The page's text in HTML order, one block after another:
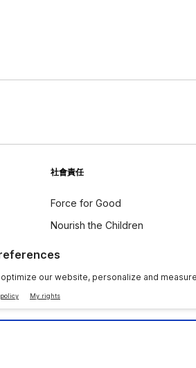
社會責任
Force for Good
Nourish the Children